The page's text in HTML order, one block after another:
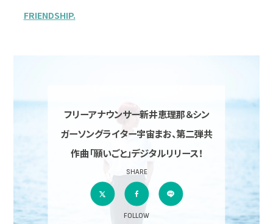
FRIENDSHIP.
フリーアナウンサー新井恵理那＆シン
ガーソングライター宇宙まお、第二弾共
作曲「願いごと」デジタルリリース！
SHARE
FOLLOW